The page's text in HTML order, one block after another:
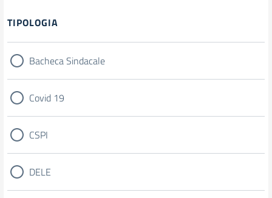
Filtri
TIPOLOGIA
Bacheca Sindacale
Covid 19
CSPI
DELE